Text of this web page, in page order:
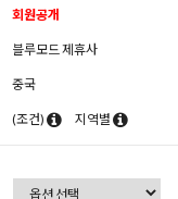
회원공개
블루모드 제휴사
중국
(조건) 지역별